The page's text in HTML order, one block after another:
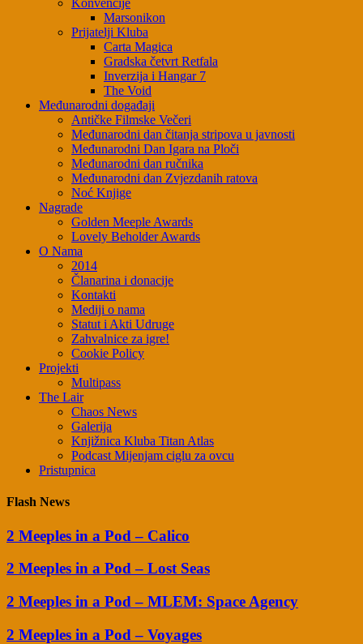
Konvencije
Marsonikon
Prijatelji Kluba
Carta Magica
Gradska četvrt Retfala
Inverzija i Hangar 7
The Void
Međunarodni događaji
Antičke Filmske Večeri
Međunarodni dan čitanja stripova u javnosti
Međunarodni Dan Igara na Ploči
Međunarodni dan ručnika
Međunarodni dan Zvjezdanih ratova
Noć Knjige
Nagrade
Golden Meeple Awards
Lovely Beholder Awards
O Nama
2014
Članarina i donacije
Kontakti
Mediji o nama
Statut i Akti Udruge
Zahvalnice za igre!
Cookie Policy
Projekti
Multipass
The Lair
Chaos News
Galerija
Knjižnica Kluba Titan Atlas
Podcast Mijenjam ciglu za ovcu
Pristupnica
Flash News
2 Meeples in a Pod – Calico
2 Meeples in a Pod – Lost Seas
2 Meeples in a Pod – MLEM: Space Agency
2 Meeples in a Pod – Voyages